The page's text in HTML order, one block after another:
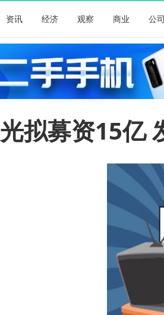
资讯 经济 观察 商业 公
拟募资15亿